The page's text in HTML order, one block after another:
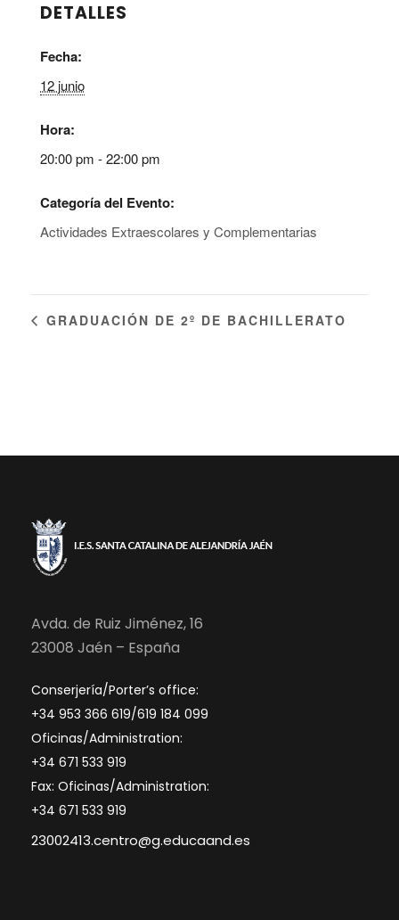
DETALLES
Fecha:
12 junio
Hora:
20:00 pm - 22:00 pm
Categoría del Evento:
Actividades Extraescolares y Complementarias
GRADUACIÓN DE 2º DE BACHILLERATO
Avda. de Ruiz Jiménez, 16
23008 Jaén – España
Conserjería/Porter’s office:
+34 953 366 619/619 184 099
Oficinas/Administration:
+34 671 533 919
Fax: Oficinas/Administration:
+34 671 533 919
23002413.centro@g.educaand.es